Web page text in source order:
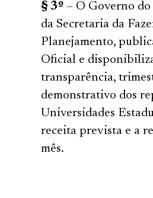
§ 3º – O Governo
da Secretaria da
Planejamento,
Oficial e
transparência,
demonstrativo dos
Universidades
receita prevista e a
mês.